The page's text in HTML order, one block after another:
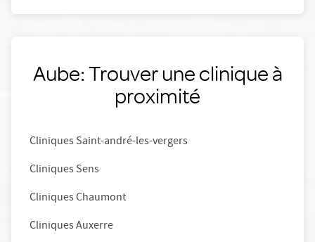
Aube: Trouver une clinique à
proximité
Cliniques Saint-andré-les-vergers
Cliniques Sens
Cliniques Chaumont
Cliniques Auxerre